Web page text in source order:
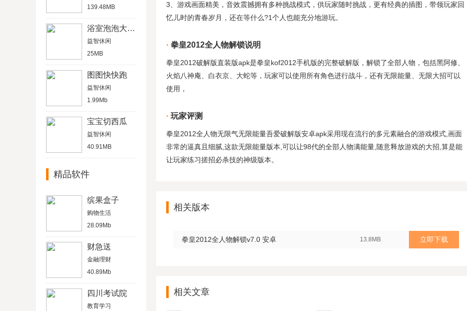
139.48MB
浴室泡泡大作战2
益智休闲
25MB
图图快快跑
益智休闲
1.99Mb
宝宝切西瓜
益智休闲
40.91MB
精品软件
缤果盒子
购物生活
28.09Mb
财急送
金融理财
40.89Mb
四川考试院
教育学习
3、游戏画面精美，音效震撼拥有多种挑战模式，供玩家随时挑战，更有经典的插图，带领玩家回
忆儿时的青春岁月，还在等什么?1个人也能充分地游玩。
拳皇2012全人物解锁说明
拳皇2012破解版直装版apk是拳皇kof2012手机版的完整破解版，解锁了全部人物，包括黑阿修、
火焰八神庵、白衣京、大蛇等，玩家可以使用所有角色进行战斗，还有无限能量、无限大招可以
使用，
玩家评测
拳皇2012全人物无限气无限能量吾爱破解版安卓apk采用现在流行的多元素融合的游戏模式,画面
非常的逼真且细腻,这款无限能量版本,可以让98代的全部人物满能量,随意释放游戏的大招,算是能
让玩家练习搓招必杀技的神级版本。
相关版本
拳皇2012全人物解锁v7.0 安卓 13.8MB 立即下载
相关文章